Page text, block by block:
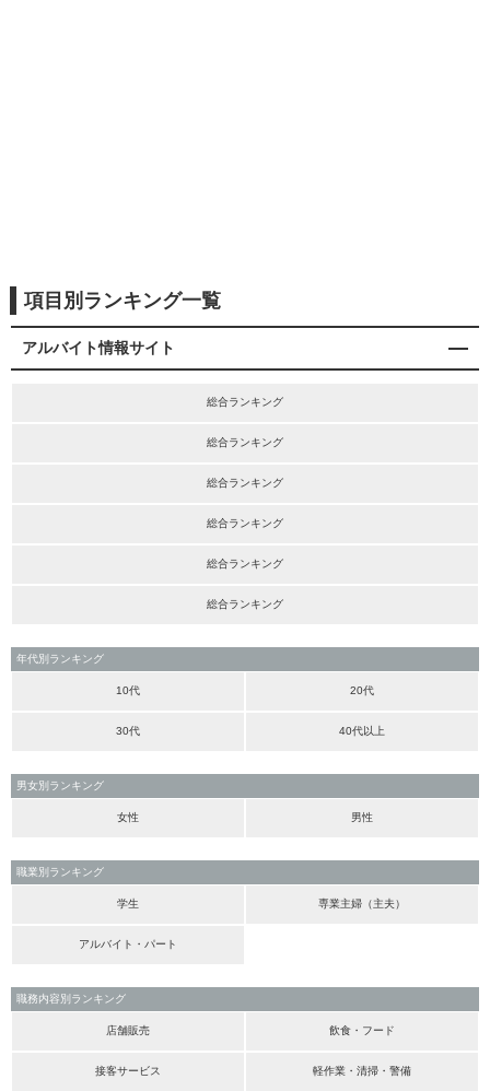
項目別ランキング一覧
アルバイト情報サイト
総合ランキング
総合ランキング
総合ランキング
総合ランキング
総合ランキング
総合ランキング
年代別ランキング
10代 20代
30代 40代以上
男女別ランキング
女性 男性
職業別ランキング
学生 専業主婦（主夫）
アルバイト・パート
職務内容別ランキング
店舗販売 飲食・フード
接客サービス 軽作業・清掃・警備